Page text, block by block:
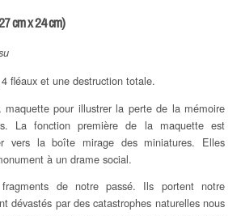
cm x 24 cm)
fléaux et une destruction totale.
maquette pour illustrer la perte de la mémoire
La fonction première de la maquette est
vers la boîte mirage des miniatures. Elles
à un drame social.
de notre passé. Ils portent notre
dévastés par des catastrophes naturelles nous